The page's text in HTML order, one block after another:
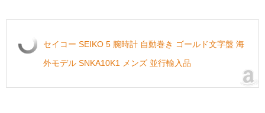
セイコー SEIKO 5 腕時計 自動巻き ゴールド文字盤 海
外モデル SNKA10K1 メンズ 並行輸入品